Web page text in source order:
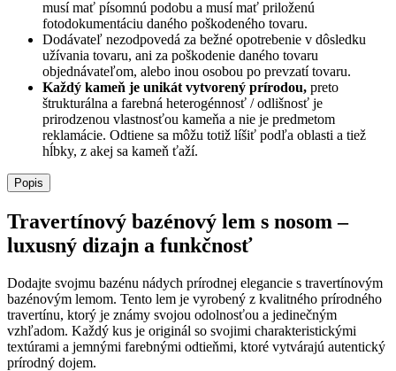
musí mať písomnú podobu a musí mať priloženú
fotodokumentáciu daného poškodeného tovaru.
Dodávateľ nezodpovedá za bežné opotrebenie v dôsledku
užívania tovaru, ani za poškodenie daného tovaru
objednávateľom, alebo inou osobou po prevzatí tovaru.
Každý kameň je unikát vytvorený prírodou, preto
štrukturálna a farebná heterogénnosť / odlišnosť je
prirodzenou vlastnosťou kameňa a nie je predmetom
reklamácie. Odtiene sa môžu totiž líšiť podľa oblasti a tiež
hĺbky, z akej sa kameň ťaží.
Popis
Travertínový bazénový lem s nosom –
luxusný dizajn a funkčnosť
Dodajte svojmu bazénu nádych prírodnej elegancie s travertínovým
bazénovým lemom. Tento lem je vyrobený z kvalitného prírodného
travertínu, ktorý je známy svojou odolnosťou a jedinečným
vzhľadom. Každý kus je originál so svojimi charakteristickými
textúrami a jemnými farebnými odtieňmi, ktoré vytvárajú autentický
prírodný dojem.